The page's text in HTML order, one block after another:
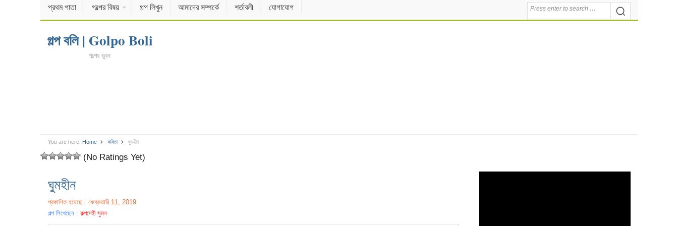
প্রথম পাতা গল্পের বিষয় গল্প লিখুন আমাদের সম্পর্কে শর্তাবলী যোগাযোগ
গল্প বলি | Golpo Boli
গল্পের ভুবন
You are here: Home কবিতা ঘুমহীন
(No Ratings Yet)
ঘুমহীন
প্রকাশিত হয়েছে : ফেব্রুয়ারি 11, 2019
গল্প লিখেছেন : কল্পদেহী সুমন